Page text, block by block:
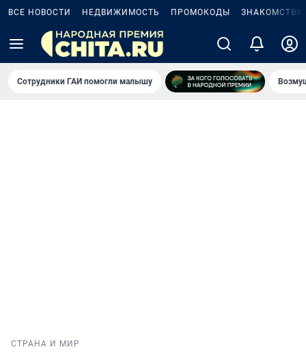
ВСЕ НОВОСТИ НЕДВИЖИМОСТЬ ПРОМОКОДЫ ЗНАКОМСТВА
Сотрудники ГАИ помогли малышу
СТРАНА И МИР